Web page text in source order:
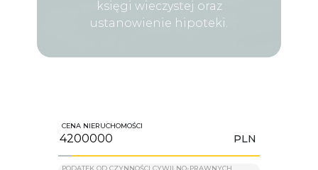
księgi wieczystej oraz
ustanowienie hipoteki.
CENA NIERUCHOMOŚCI
PLN
PODATEK OD CZYNNOŚCI CYWILNO-PRAWNYCH